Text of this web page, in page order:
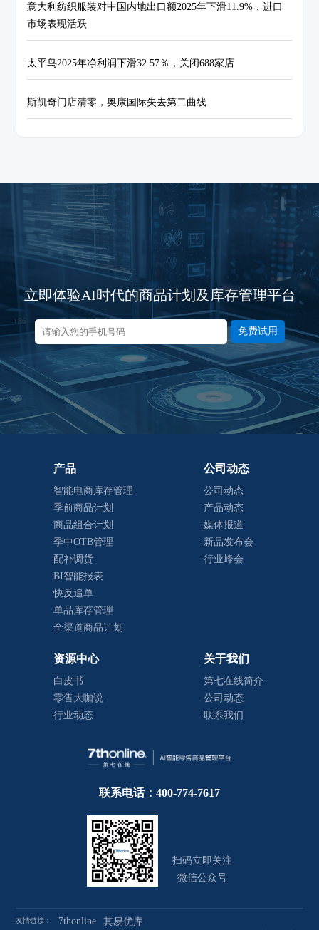
意大利纺织服装对中国内地出口额2025年下滑11.9%，进口
市场表现活跃
太平鸟2025年净利润下滑32.57％，关闭688家店
斯凯奇门店清零，奥康国际失去第二曲线
立即体验AI时代的商品计划及库存管理平台
免费试用
产品
智能电商库存管理
季前商品计划
商品组合计划
季中OTB管理
配补调货
BI智能报表
快反追单
单品库存管理
全渠道商品计划
公司动态
公司动态
产品动态
媒体报道
新品发布会
行业峰会
资源中心
白皮书
零售大咖说
行业动态
关于我们
第七在线简介
公司动态
联系我们
联系电话：400-774-7617
扫码立即关注
微信公众号
友情链接： 7thonline
其易优库